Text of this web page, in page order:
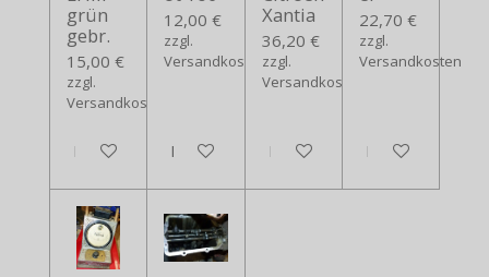
grün
gebr.
15,00 €
zzgl.
Versandkosten
In den Warenkorb
12,00 €
zzgl.
Versandkosten
In den Warenkorb
Xantia
36,20 €
zzgl.
Versandkosten
In den Warenkorb
22,70 €
zzgl.
Versandkosten
In den